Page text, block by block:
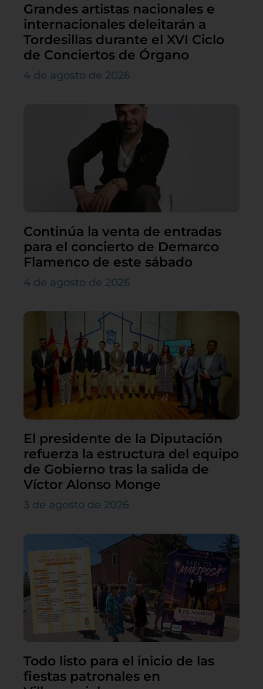
Grandes artistas nacionales e
internacionales deleitarán a
Tordesillas durante el XVI Ciclo
de Conciertos de Órgano
4 de agosto de 2026
Continúa la venta de entradas
para el concierto de Demarco
Flamenco de este sábado
4 de agosto de 2026
El presidente de la Diputación
refuerza la estructura del equipo
de Gobierno tras la salida de
Víctor Alonso Monge
3 de agosto de 2026
Todo listo para el inicio de las
fiestas patronales en